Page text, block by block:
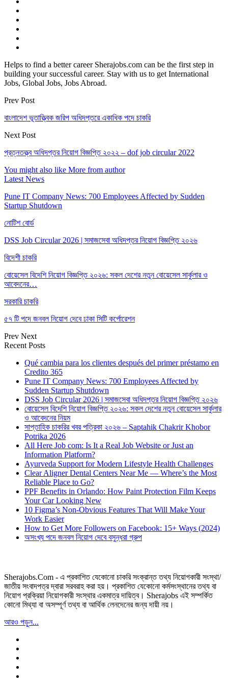
Helps to find a better career Sherajobs.com can be the first step in
building your successful career. Stay with us to get International
Jobs, Global Jobs, Jobs Abroad.
Prev Post
বাংলাদেশ ভূতাত্ত্বিক জরিপ অধিদপ্তরে একাধিক পদে চাকরি
Next Post
প্রত্নতত্ত্ব অধিদপ্তর নিয়োগ বিজ্ঞপ্তি ২০২২ – dof job circular 2022
You might also like More from author
Latest News
Pune IT Company News: 700 Employees Affected by Sudden
Startup Shutdown
নোটিশ বোর্ড
DSS Job Circular 2026 | সমাজসেবা অধিদপ্তর নিয়োগ বিজ্ঞপ্তি ২০২৬
বিদেশী চাকরি
বোয়েসেল বিদেশি নিয়োগ বিজ্ঞপ্তি ২০২৬: সকল দেশের নতুন বোয়েসেল সার্কুলার ও
আবেদনের…
সরকারি চাকরি
৫৭ টি পদে জনবল নিয়োগ দেবে ঢাকা সিটি কর্পোরেশন
Prev Next
Recent Posts
Qué cambia para los clientes después del primer préstamo en
Credito 365
Pune IT Company News: 700 Employees Affected by
Sudden Startup Shutdown
DSS Job Circular 2026 | সমাজসেবা অধিদপ্তর নিয়োগ বিজ্ঞপ্তি ২০২৬
বোয়েসেল বিদেশি নিয়োগ বিজ্ঞপ্তি ২০২৬: সকল দেশের নতুন বোয়েসেল সার্কুলার
ও আবেদনের নিয়ম
সাপ্তাহিক চাকরির খবর পত্রিকা ২০২৬ – Saptahik Chakrir Khobor
Potrika 2026
All Here Job com: Is It a Real Job Website or Just an
Information Platform?
Ayurveda Support for Modern Lifestyle Health Challenges
Clear Aligner Dental Centers Near Me — Where’s the Most
Reliable Place to Go?
PPF Benefits in Orlando: How Paint Protection Film Keeps
Your Car Looking New
10 Figma’s Non-Obvious Features That Will Make Your
Work Easier
How to Get More Followers on Facebook: 15+ Ways (2024)
অসংখ্য পদে জনবল নিয়োগ দেবে বসুন্ধরা গ্রুপ
Sherajobs.Com - এ প্রকাশিত যেকোনো চাকরি সংক্রান্ত তথ্য নিয়োগকারী সংস্থা/
জাতীয় সংবাদপত্র দ্বারা সরবরাহ করা হয়। প্রকাশিত যেকোনো কর্মসংস্থানের তথ্য বা
নিয়োগ প্রক্রিয়া নিয়োগকারী সংস্থার একমাত্র দায়িত্ব। Sherajobs এই সম্পর্কিত
কোনো মিথ্যা বা অসম্পূর্ণ তথ্য বা আর্থিক লেনদেনের জন্য দায়ী নয়।
আরও পড়ুন...